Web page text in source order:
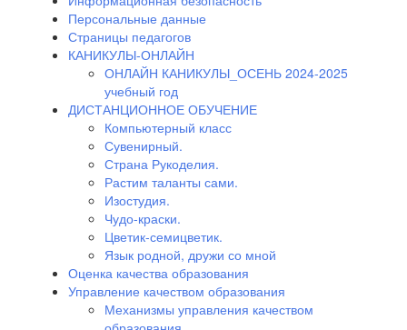
Персональные данные
Страницы педагогов
КАНИКУЛЫ-ОНЛАЙН
ОНЛАЙН КАНИКУЛЫ_ОСЕНЬ 2024-2025
учебный год
ДИСТАНЦИОННОЕ ОБУЧЕНИЕ
Компьютерный класс
Сувенирный.
Страна Рукоделия.
Растим таланты сами.
Изостудия.
Чудо-краски.
Цветик-семицветик.
Язык родной, дружи со мной
Оценка качества образования
Управление качеством образования
Механизмы управления качеством